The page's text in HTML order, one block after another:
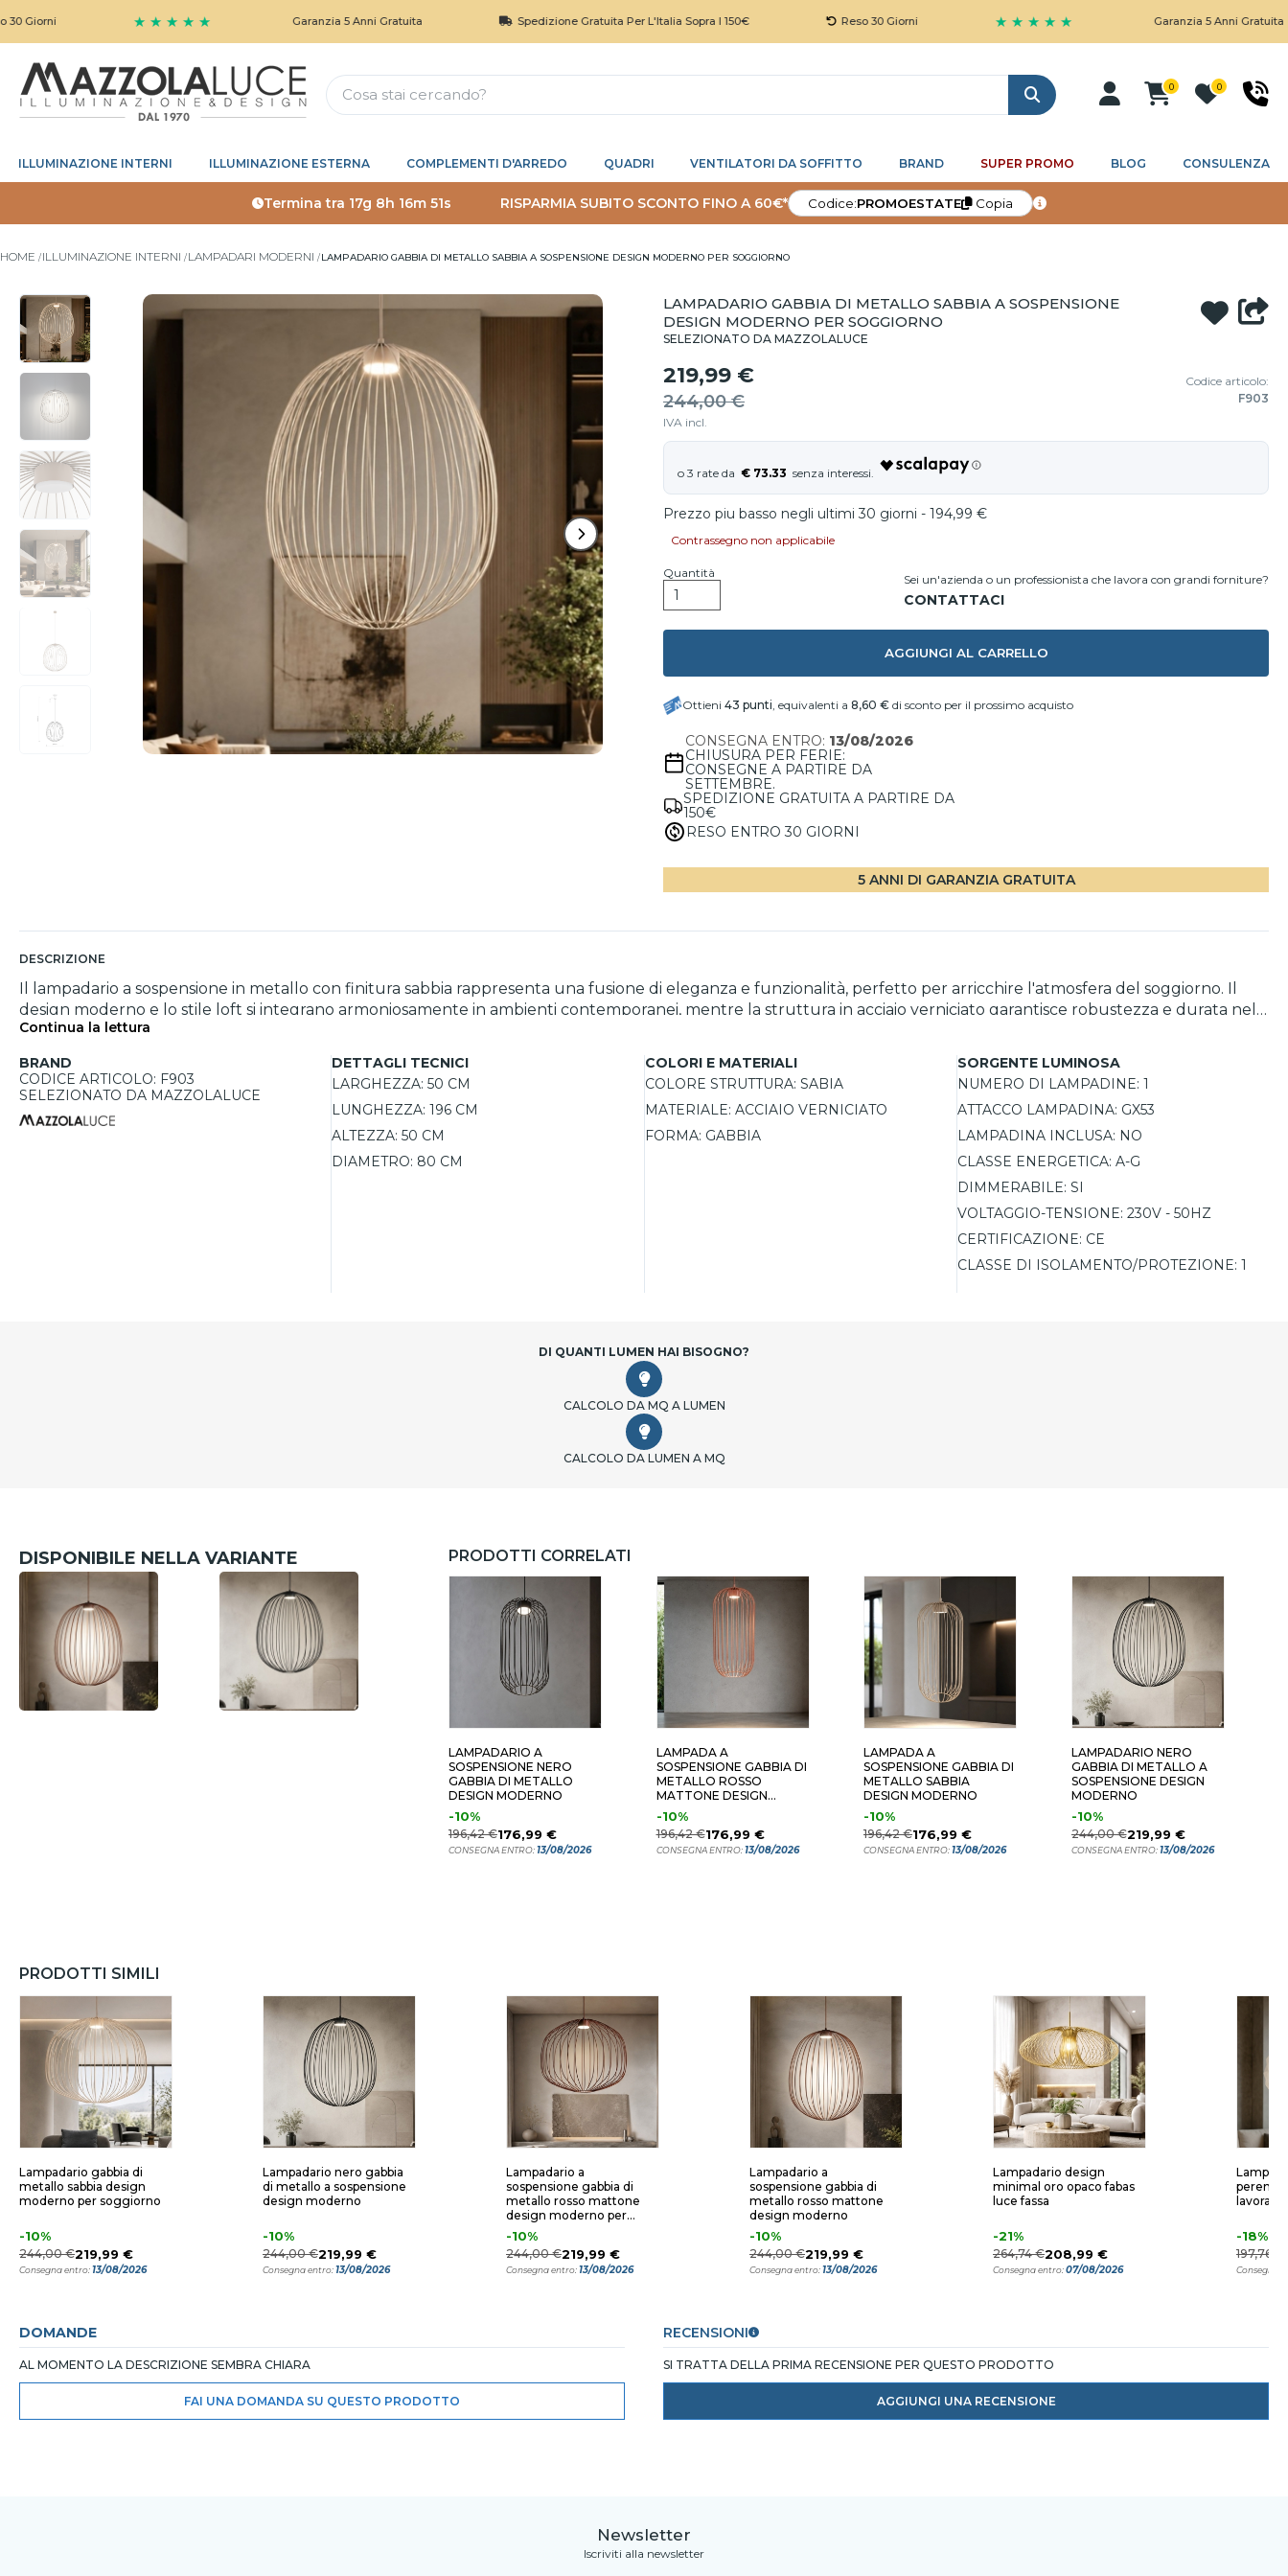
★ ★ ★ ★ ★ Garanzia 5 Anni Gratuita Spedizione Gratuita Per L'Italia Sopra I 150€ Reso 30 Giorni ★ ★ ★ ★ ★ Garanzia 5 Anni Gratuita
Cerca
0 0
ILLUMINAZIONE INTERNI ILLUMINAZIONE ESTERNA COMPLEMENTI D'ARREDO QUADRI VENTILATORI DA SOFFITTO BRAND SUPER PROMO BLOG CONSULENZA
Termina tra 17g 8h 16m 50s RISPARMIA SUBITO SCONTO FINO A 60€* Codice:PROMOESTATE Copia
HOME ILLUMINAZIONE INTERNI LAMPADARI MODERNI LAMPADARIO GABBIA DI METALLO SABBIA A SOSPENSIONE DESIGN MODERNO PER SOGGIORNO
LAMPADARIO GABBIA DI METALLO SABBIA A SOSPENSIONE
DESIGN MODERNO PER SOGGIORNO
SELEZIONATO DA MAZZOLALUCE
219,99 €
244,00 €
IVA incl.
Codice articolo:
F903
€ 73.33
Prezzo piu basso negli ultimi 30 giorni - 194,99 €
Contrassegno non applicabile
Quantità Sei un'azienda o un professionista che lavora con grandi forniture?
AGGIUNGI AL CARRELLO
Ottieni 43 punti, equivalenti a 8,60 € di sconto per il prossimo acquisto
CONSEGNA ENTRO: 13/08/2026
CHIUSURA PER FERIE:
CONSEGNE A PARTIRE DA
SETTEMBRE.
SPEDIZIONE GRATUITA A PARTIRE DA
150€
RESO ENTRO 30 GIORNI
5 ANNI DI GARANZIA GRATUITA
DESCRIZIONE
Il lampadario a sospensione in metallo con finitura sabbia rappresenta una fusione di eleganza e funzionalità, perfetto per arricchire l'atmosfera del soggiorno. Il
design moderno e lo stile loft si integrano armoniosamente in ambienti contemporanei, mentre la struttura in acciaio verniciato garantisce robustezza e durata nel
tempo. Con dimensioni adatte a spazi ampi, questo lampadario offre la possibilità di regolare l'altezza, rendendolo versatile per diverse esigenze di illuminazione.
Grazie alla compatibilità con lampadine GX53, l'utente può personalizzare il colore e l'intensità della luce, creando così l'ambiente desiderato. La protezione IP20 lo
rende ideale per interni, mentre il suo design distintivo lo trasforma in un vero e proprio elemento decorativo.
Continua la lettura
BRAND
CODICE ARTICOLO: F903
SELEZIONATO DA MAZZOLALUCE
DETTAGLI TECNICI
LARGHEZZA: 50 CM
LUNGHEZZA: 196 CM
ALTEZZA: 50 CM
DIAMETRO: 80 CM
COLORI E MATERIALI
COLORE STRUTTURA: SABIA
MATERIALE: ACCIAIO VERNICIATO
FORMA: GABBIA
SORGENTE LUMINOSA
NUMERO DI LAMPADINE: 1
ATTACCO LAMPADINA: GX53
LAMPADINA INCLUSA: NO
CLASSE ENERGETICA: A-G
DIMMERABILE: SI
VOLTAGGIO-TENSIONE: 230V - 50HZ
CERTIFICAZIONE: CE
CLASSE DI ISOLAMENTO/PROTEZIONE: 1
DI QUANTI LUMEN HAI BISOGNO?
CALCOLO DA MQ A LUMEN
CALCOLO DA LUMEN A MQ
DISPONIBILE NELLA VARIANTE PRODOTTI CORRELATI
LAMPADARIO A
SOSPENSIONE NERO
GABBIA DI METALLO
DESIGN MODERNO
-10%
196,42 €176,99 €
CONSEGNA ENTRO:13/08/2026
LAMPADA A
SOSPENSIONE GABBIA DI
METALLO ROSSO
MATTONE DESIGN
MODERNO
-10%
196,42 €176,99 €
CONSEGNA ENTRO:13/08/2026
LAMPADA A
SOSPENSIONE GABBIA DI
METALLO SABBIA
DESIGN MODERNO
-10%
196,42 €176,99 €
CONSEGNA ENTRO:13/08/2026
LAMPADARIO NERO
GABBIA DI METALLO A
SOSPENSIONE DESIGN
MODERNO
-10%
244,00 €219,99 €
CONSEGNA ENTRO:13/08/2026
PRODOTTI SIMILI
Lampadario gabbia di
metallo sabbia design
moderno per soggiorno
-10%
244,00 €219,99 €
Consegna entro:13/08/2026
Lampadario nero gabbia
di metallo a sospensione
design moderno
-10%
244,00 €219,99 €
Consegna entro:13/08/2026
Lampadario a
sospensione gabbia di
metallo rosso mattone
design moderno per
soggiorno
-10%
244,00 €219,99 €
Consegna entro:13/08/2026
Lampadario a
sospensione gabbia di
metallo rosso mattone
design moderno
-10%
244,00 €219,99 €
Consegna entro:13/08/2026
Lampadario design
minimal oro opaco fabas
luce fassa
-21%
264,74 €208,99 €
Consegna entro:07/08/2026
perenz
-18%
197,76 €
Consegna
DOMANDE
AL MOMENTO LA DESCRIZIONE SEMBRA CHIARA
FAI UNA DOMANDA SU QUESTO PRODOTTO
RECENSIONI
SI TRATTA DELLA PRIMA RECENSIONE PER QUESTO PRODOTTO
AGGIUNGI UNA RECENSIONE
Newsletter
Iscriviti alla newsletter